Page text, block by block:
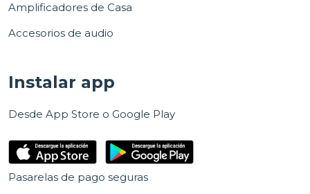
Amplificadores de Casa
Accesorios de audio
Instalar app
Desde App Store o Google Play
Pasarelas de pago seguras